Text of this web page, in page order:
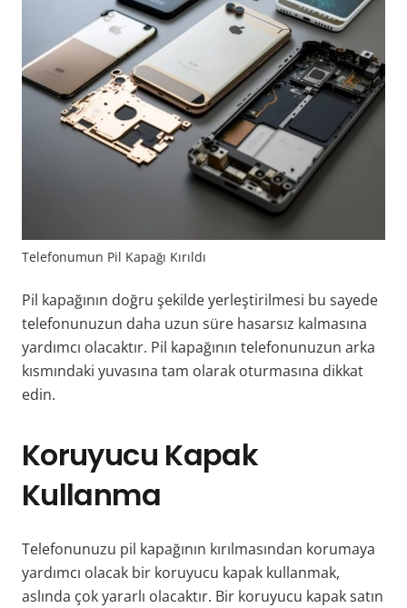
Telefonumun Pil Kapağı Kırıldı
Pil kapağının doğru şekilde yerleştirilmesi bu sayede
telefonunuzun daha uzun süre hasarsız kalmasına
yardımcı olacaktır. Pil kapağının telefonunuzun arka
kısmındaki yuvasına tam olarak oturmasına dikkat
edin.
Koruyucu Kapak
Kullanma
Telefonunuzu pil kapağının kırılmasından korumaya
yardımcı olacak bir koruyucu kapak kullanmak,
aslında çok yararlı olacaktır. Bir koruyucu kapak satın